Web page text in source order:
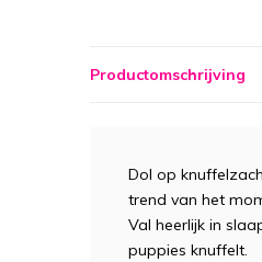
Productomschrijving
Dol op
trend van het
Val heerlijk in
puppies knuffelt.